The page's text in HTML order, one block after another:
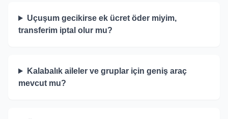
Uçuşum gecikirse ek ücret öder miyim,
transferim iptal olur mu?
Kalabalık aileler ve gruplar için geniş araç
mevcut mu?